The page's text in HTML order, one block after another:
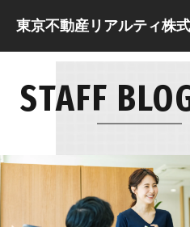
東京不動産リアルティ株
トップページ
現地販売会
NEWS
住まいを借りる
住まいを売る
リフォーム
STAFF